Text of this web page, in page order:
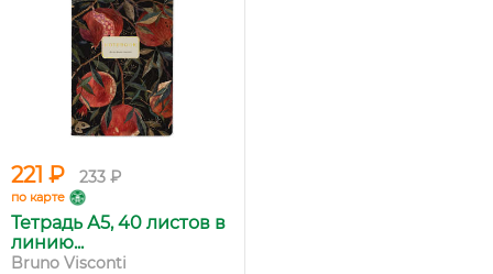
221 ₽ 233 ₽
по карте
Тетрадь А5, 40 листов в
линию...
Bruno Visconti